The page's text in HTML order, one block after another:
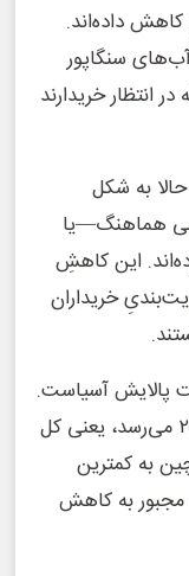
کاهش داده‌اند.
سنگاپور
انتظار خریدارند
به شکل
هماهنگ—یا
این کاهشِ
خریداران
پالایش آسیاست.
وقتی نرخ بهره‌برداری پالایشگاه‌های چین به پایین‌ترین سطح از سال ۲۰۲۲ می‌رسد، یعنی کل
به کمترین
مجبور به کاهش